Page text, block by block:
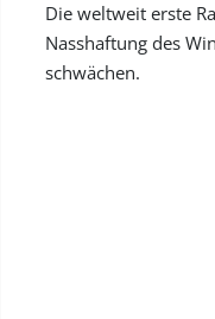
Die weltweit erste
Nasshaftung des
schwächen.